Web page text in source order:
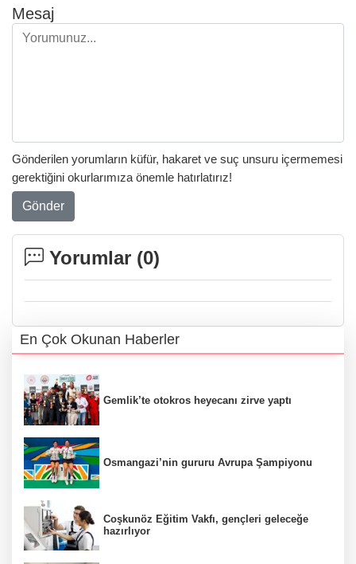
Mesaj
Gönderilen yorumların küfür, hakaret ve suç unsuru içermemesi
gerektiğini okurlarımıza önemle hatırlatırız!
Gönder
Yorumlar (0)
En Çok Okunan Haberler
Gemlik’te otokros heyecanı zirve yaptı
Osmangazi’nin gururu Avrupa Şampiyonu
Coşkunöz Eğitim Vakfı, gençleri geleceğe
hazırlıyor